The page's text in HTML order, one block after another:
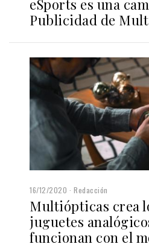
eSports es una
Publicidad de
16/12/2020 Redacción
Multiópticas crea
juguetes
funcionan con el